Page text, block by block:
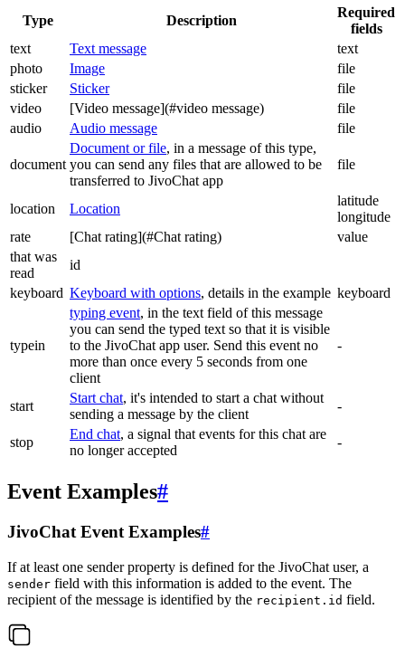
Type Description
Required
fields
text
Text message
text
photo
Image
file
sticker
Sticker
file
video
[Video message](#video message)
file
audio
Audio message file
document
Document or file, in a message of this type,
you can send any files that are allowed to be
transferred to JivoChat app
file
location Location
latitude
longitude
rate
[Chat rating](#Chat rating)
value
that was
read
id
keyboard Keyboard with options, details in the example keyboard
typein
typing event, in the text field of this message
you can send the typed text so that it is visible
to the JivoChat app user. Send this event no
more than once every 5 seconds from one
client
-
start
Start chat, it's intended to start a chat without
sending a message by the client
-
stop
End chat, a signal that events for this chat are
no longer accepted
-
Event Examples#
JivoChat Event Examples#
If at least one sender property is defined for the JivoChat user, a
sender field with this information is added to the event. The
recipient of the message is identified by the recipient.id field.